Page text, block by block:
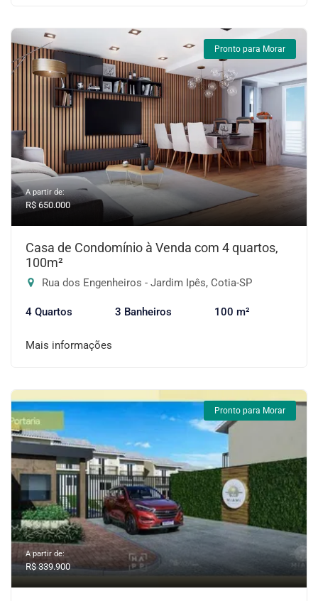
Pronto para Morar
A partir de:
R$ 650.000
Casa de Condomínio à Venda com 4 quartos,
100m²
Rua dos Engenheiros - Jardim Ipês, Cotia-SP
4 Quartos 3 Banheiros 100 m²
Mais informações
Pronto para Morar
A partir de:
R$ 339.900